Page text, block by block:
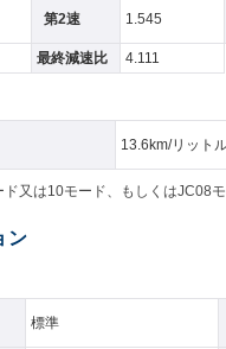
第2速 1.545
最終減速比 4.111
13.6km/リット
又は10モード、もしくはJC08
ン
標準